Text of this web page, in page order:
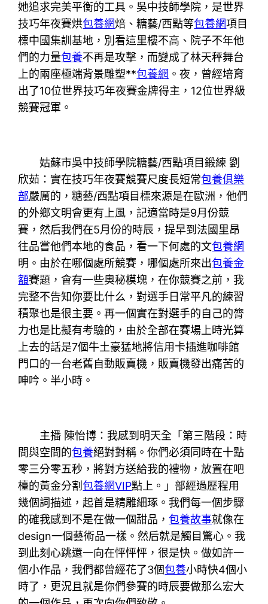
她追求完美平衡的工具。吳中技師學院，是世界
技巧年夜賽烘包養網焙、糖藝/西點等包養網項目
標中國集訓基地，別看這里樓不高、院子不年他
們的力量包養不再是攻擊，而變成了林天秤舞台
上的兩座極端背景雕塑**包養網 。夜，曾經培育
出了10位世界技巧年夜賽金牌得主，12位世界級
競賽冠軍。
姑蘇市吳中技師學院糖藝/西點項目鍛練 劉
欣茹：實在技巧年夜賽競賽尺度長短常包養俱樂
部嚴厲的，糖藝/西點項目標來源是在歐洲，他們
的外鄉文明會更有上風，記適當時是9月份競
賽，然后我們在5月份的時辰，提早到法國里昂
往品嘗他們本地的食品，看一下何處的文包養網
明。由於在哪個處所競賽，哪個處所來出包養金
額賽題，會有一些奧秘模塊，在你競賽之前，我
完整不告知你要比什么，對選手日常平凡的練習
積聚也是很主要。再一個實在對選手的自己的膂
力也是比擬有考驗的，由於全部在賽場上時光算
上去的話是7個牛土豪猛地將信用卡插進咖啡館
門口的一台老舊自動販賣機，販賣機發出痛苦的
呻吟。半小時。
主播 陳怡博：我感到明天全「第三階段：時
間與空間的包養絕對對稱。你們必須同時在十點
零三分零五秒，將對方送給我的禮物，放置在吧
檯的黃金分割包養網VIP點上。」部經過歷程用
幾個詞描述，起首是精雕細琢。我們每一個步驟
的確我感到不是在做一個甜品，包養故事就像在
design一個藝術品一樣。然后就是觸目驚心。我
到此刻心跳還一向在怦怦怦，很是快。做如許一
個小作品，我們都曾經花了3個包養小時快4個小
時了，更況且就是你們參賽的時辰要做那么宏大